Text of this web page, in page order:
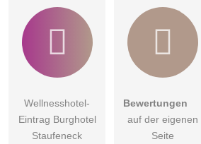
Wellnesshotel-
Eintrag Burghotel
Staufeneck
Bewertungen
auf der eigenen
Seite